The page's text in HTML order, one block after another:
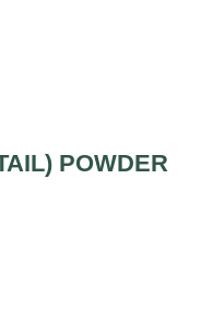
POWDER